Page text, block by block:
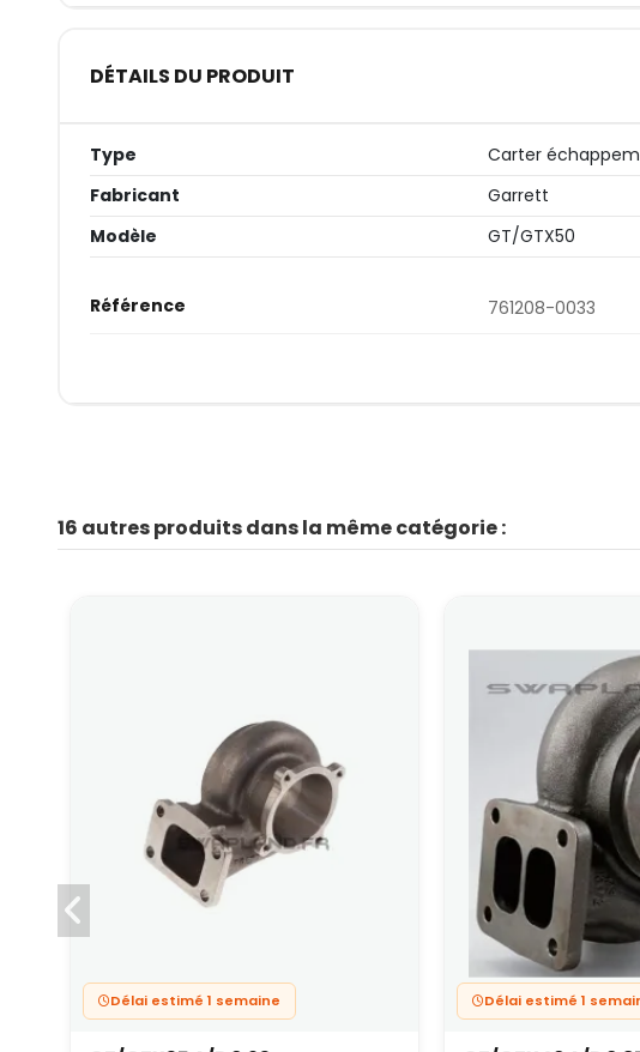
DÉTAILS DU PRODUIT
Type
Carter
Fabricant
Garrett
Modèle
GT/GTX50
Référence 761208-0033
16 autres produits dans la même catégorie :
Délai estimé 1 semaine Délai estimé 1